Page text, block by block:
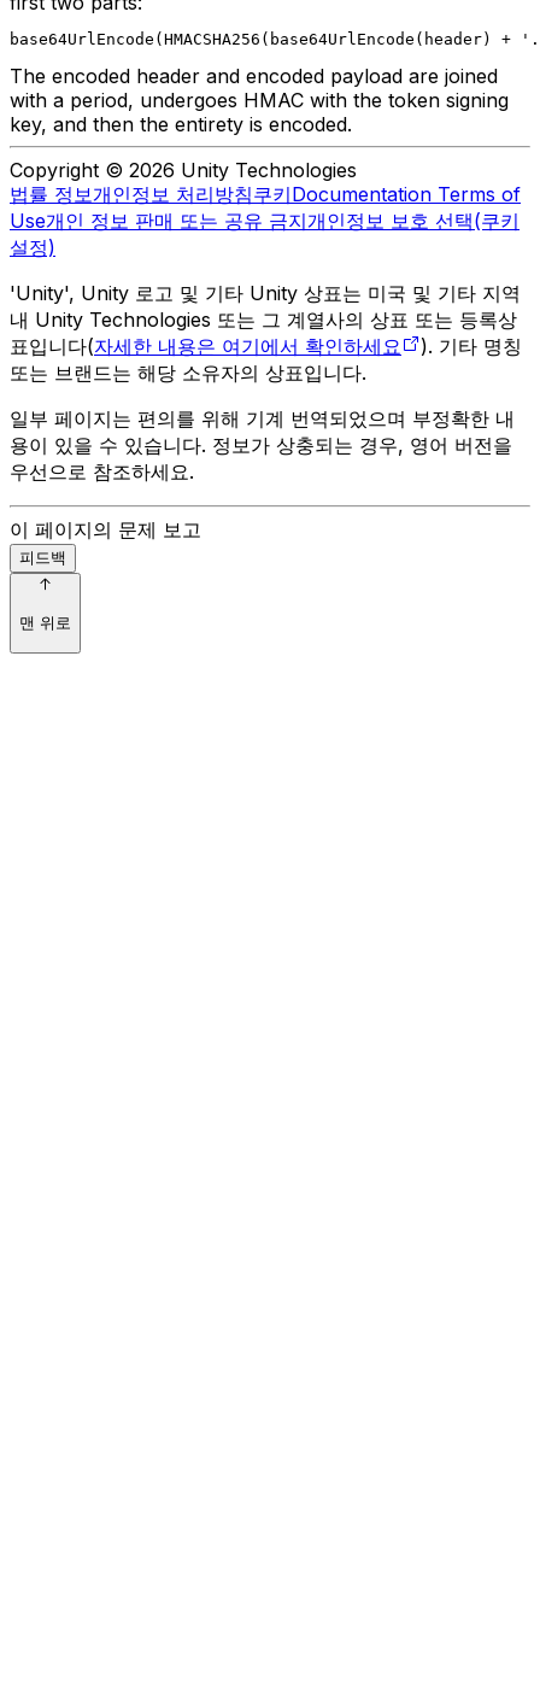
The encoded header and encoded payload are joined
with a period, undergoes HMAC with the token signing
key, and then the entirety is encoded.
Copyright © 2026 Unity Technologies
법률 정보개인정보 처리방침쿠키Documentation Terms of
Use개인 정보 판매 또는 공유 금지개인정보 보호 선택(쿠키
설정)
'Unity', Unity 로고 및 기타 Unity 상표는 미국 및 기타 지역
내 Unity Technologies 또는 그 계열사의 상표 또는 등록상
표입니다(자세한 내용은 여기에서 확인하세요
). 기타 명칭
또는 브랜드는 해당 소유자의 상표입니다.
일부 페이지는 편의를 위해 기계 번역되었으며 부정확한 내
용이 있을 수 있습니다. 정보가 상충되는 경우, 영어 버전을
우선으로 참조하세요.
이 페이지의 문제 보고
피드백
맨 위로